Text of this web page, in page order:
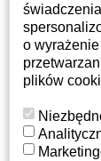
Twoje
Twoje
Dane
Adresy
Historia
o
plików